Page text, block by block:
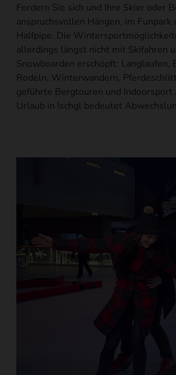
Fordern Sie sich und Ihre Skier oder
anspruchsvollen Hängen, im Funpark
Halfpipe. Die
allerdings längst nicht mit Skifahren
Snowboarden erschöpft: Langlaufen,
Rodeln, Winterwandern,
geführte Bergtouren und Indoorsport
Urlaub in Ischgl bedeutet